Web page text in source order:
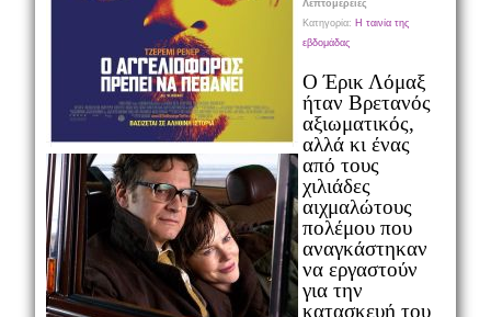
Λεπτομέρειες
Κατηγορία: Η ταινία της
εβδομάδας
Ο Έρικ Λόμαξ
ήταν Βρετανός
αξιωματικός,
αλλά κι ένας
από τους
χιλιάδες
αιχμαλώτους
πολέμου που
αναγκάστηκαν
να εργαστούν
για την
κατασκευή του